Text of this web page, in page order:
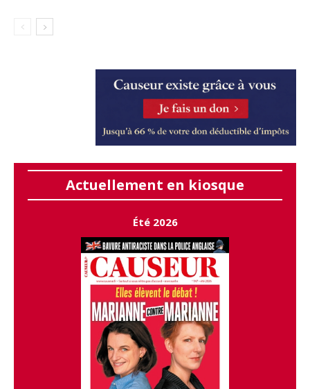
Actuellement en kiosque
Été 2026